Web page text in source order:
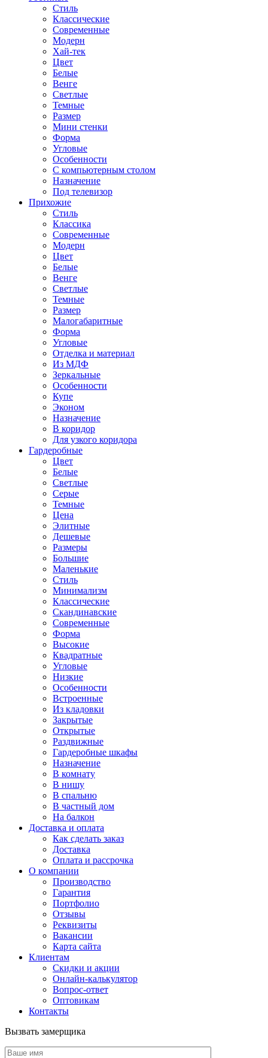
Стиль
Классические
Современные
Модерн
Хай-тек
Цвет
Белые
Венге
Светлые
Темные
Размер
Мини стенки
Форма
Угловые
Особенности
С компьютерным столом
Назначение
Под телевизор
Прихожие
Стиль
Классика
Современные
Модерн
Цвет
Белые
Венге
Светлые
Темные
Размер
Малогабаритные
Форма
Угловые
Отделка и материал
Из МДФ
Зеркальные
Особенности
Купе
Эконом
Назначение
В коридор
Для узкого коридора
Гардеробные
Цвет
Белые
Светлые
Серые
Темные
Цена
Элитные
Дешевые
Размеры
Большие
Маленькие
Стиль
Минимализм
Классические
Скандинавские
Современные
Форма
Высокие
Квадратные
Угловые
Низкие
Особенности
Встроенные
Из кладовки
Закрытые
Открытые
Раздвижные
Гардеробные шкафы
Назначение
В комнату
В нишу
В спальню
В частный дом
На балкон
Доставка и оплата
Как сделать заказ
Доставка
Оплата и рассрочка
О компании
Производство
Гарантия
Портфолио
Отзывы
Реквизиты
Вакансии
Карта сайта
Клиентам
Скидки и акции
Онлайн-калькулятор
Вопрос-ответ
Оптовикам
Контакты
Вызвать замерщика